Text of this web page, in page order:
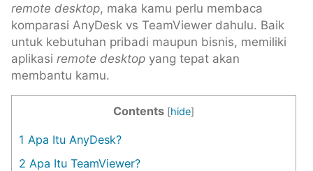
remote desktop, maka kamu perlu membaca
komparasi AnyDesk vs TeamViewer dahulu. Baik
untuk kebutuhan pribadi maupun bisnis, memiliki
aplikasi remote desktop yang tepat akan
membantu kamu.
Contents [hide]
1 Apa Itu AnyDesk?
2 Apa Itu TeamViewer?